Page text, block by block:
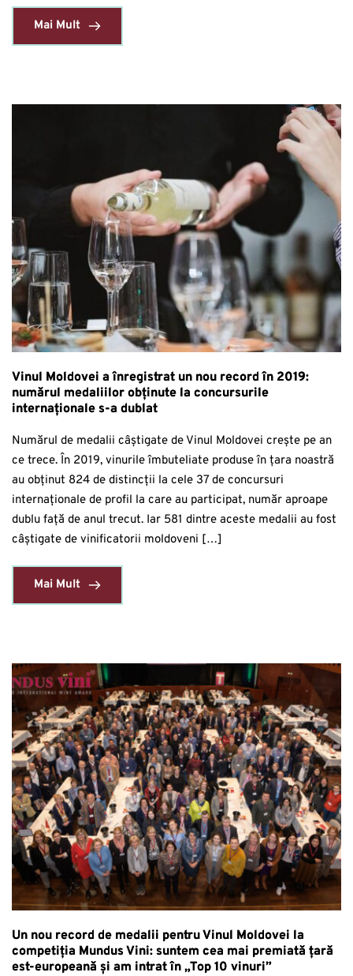
Mai Mult
Vinul Moldovei a înregistrat un nou record în 2019:
numărul medaliilor obținute la concursurile
internaționale s-a dublat
Numărul de medalii câștigate de Vinul Moldovei crește pe an
ce trece. În 2019, vinurile îmbuteliate produse în țara noastră
au obținut 824 de distincții la cele 37 de concursuri
internaționale de profil la care au participat, număr aproape
dublu față de anul trecut. Iar 581 dintre aceste medalii au fost
câștigate de vinificatorii moldoveni […]
Mai Mult
Un nou record de medalii pentru Vinul Moldovei la
competiția Mundus Vini: suntem cea mai premiată țară
est-europeană și am intrat în „Top 10 vinuri”